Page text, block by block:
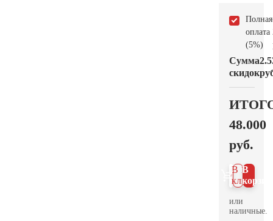
Полная
оплата
(5%)
Сумма
скидок
48.000
руб.
В
В 1
клик
или
наличные.